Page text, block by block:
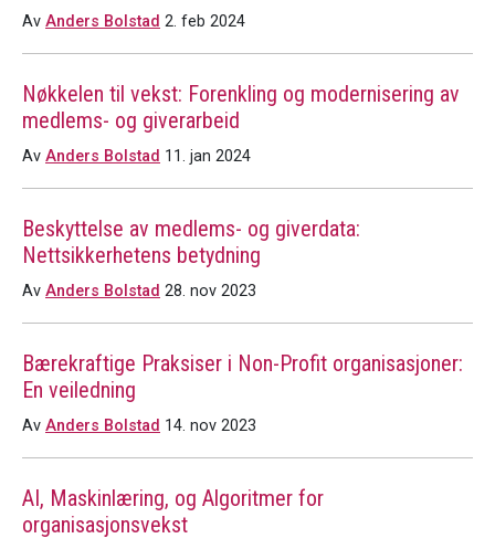
Av Anders Bolstad 2. feb 2024
Nøkkelen til vekst: Forenkling og modernisering av
medlems- og giverarbeid
Av Anders Bolstad 11. jan 2024
Beskyttelse av medlems- og giverdata:
Nettsikkerhetens betydning
Av Anders Bolstad 28. nov 2023
Bærekraftige Praksiser i Non-Profit organisasjoner:
En veiledning
Av Anders Bolstad 14. nov 2023
AI, Maskinlæring, og Algoritmer for
organisasjonsvekst